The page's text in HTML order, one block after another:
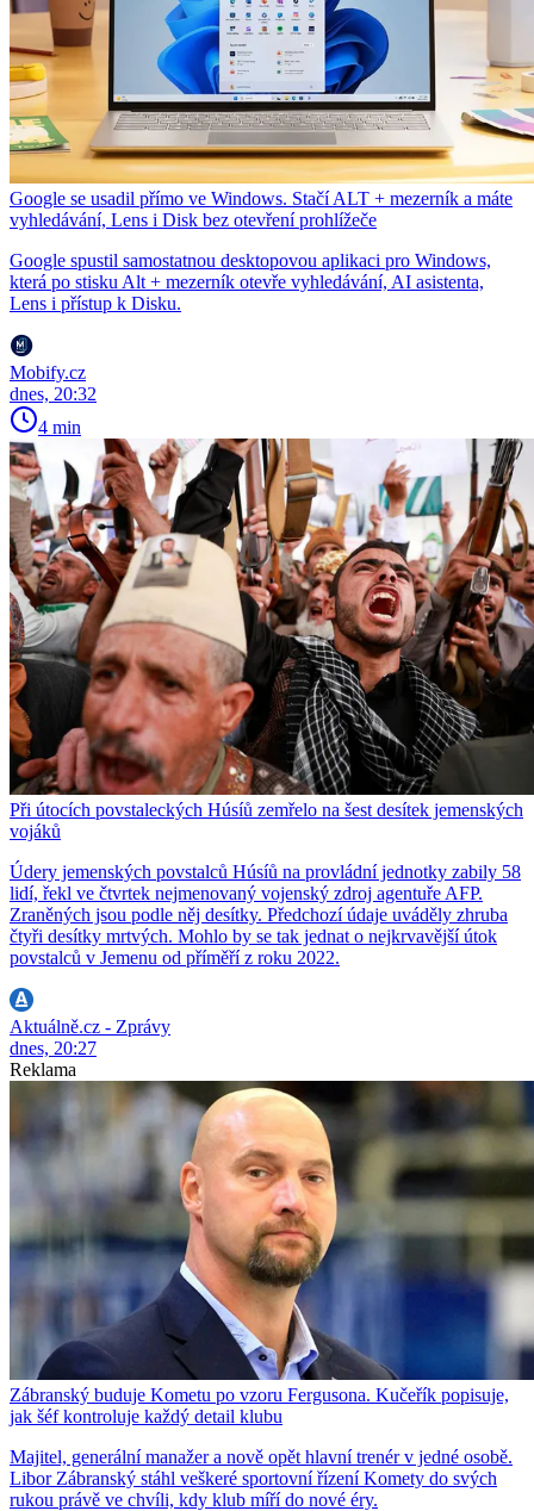
Google se usadil přímo ve Windows. Stačí ALT + mezerník a máte
vyhledávání, Lens i Disk bez otevření prohlížeče
Google spustil samostatnou desktopovou aplikaci pro Windows,
která po stisku Alt + mezerník otevře vyhledávání, AI asistenta,
Lens i přístup k Disku.
Mobify.cz
dnes, 20:32
4 min
Při útocích povstaleckých Húsíů zemřelo na šest desítek jemenských
vojáků
Údery jemenských povstalců Húsíů na provládní jednotky zabily 58
lidí, řekl ve čtvrtek nejmenovaný vojenský zdroj agentuře AFP.
Zraněných jsou podle něj desítky. Předchozí údaje uváděly zhruba
čtyři desítky mrtvých. Mohlo by se tak jednat o nejkrvavější útok
povstalců v Jemenu od příměří z roku 2022.
Aktuálně.cz - Zprávy
dnes, 20:27
Reklama
Zábranský buduje Kometu po vzoru Fergusona. Kučeřík popisuje,
jak šéf kontroluje každý detail klubu
Majitel, generální manažer a nově opět hlavní trenér v jedné osobě.
Libor Zábranský stáhl veškeré sportovní řízení Komety do svých
rukou právě ve chvíli, kdy klub míří do nové éry.